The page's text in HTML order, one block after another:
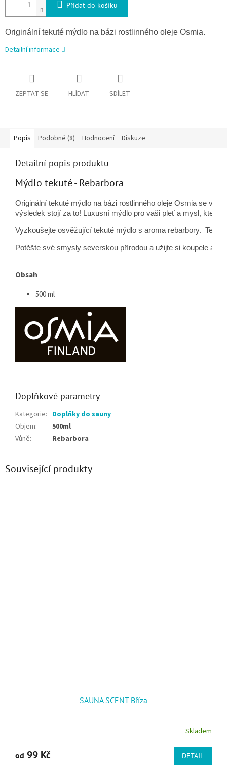
Přidat do košíku
Originální tekuté mýdlo na bázi rostlinného oleje Osmia.
Detailní informace
ZEPTAT SE HLÍDAT SDÍLET
Popis Podobné (8) Hodnocení Diskuze
Detailní popis produktu
Mýdlo tekuté - Rebarbora
Originální tekuté mýdlo na bázi rostlinného oleje Osmia se
výsledek stojí za to! Luxusní mýdlo pro vaši pleť a mysl, které
Vyzkoušejte osvěžující tekuté mýdlo s aroma rebarbory.
Potěšte své smysly severskou přírodou a užijte si koupele a
Obsah
500 ml
Doplňkové parametry
Kategorie: Doplňky do sauny
Objem:
500ml
Vůně: Rebarbora
Související produkty
SAUNA SCENT Bříza
Skladem
od 99 Kč DETAIL